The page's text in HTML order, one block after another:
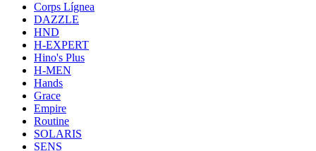
Corps Lígnea
DAZZLE
HND
H-EXPERT
Hino's Plus
H-MEN
Hands
Grace
Empire
Routine
SOLARIS
SENS